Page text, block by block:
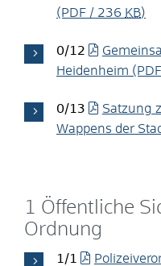
(PDF / 236 KB)
0/12
Heidenheim
0/13
Satzung
Wappens der
1 Öffentliche
Ordnung
1/1